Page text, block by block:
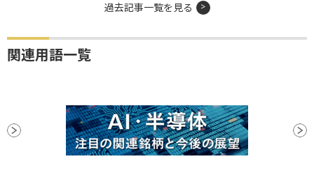
過去記事一覧を見る
関連用語一覧